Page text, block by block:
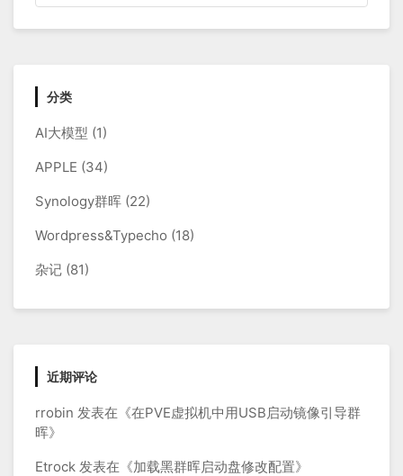
分类
AI大模型 (1)
APPLE (34)
Synology群晖 (22)
Wordpress&Typecho (18)
杂记 (81)
近期评论
rrobin 发表在《在PVE虚拟机中用USB启动镜像引导群
晖》
Etrock 发表在《加载黑群晖启动盘修改配置》